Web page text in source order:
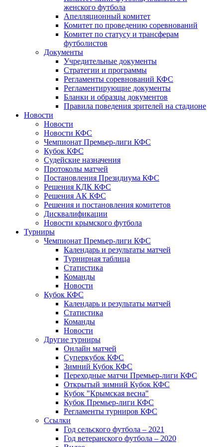
женского футбола
Апелляционный комитет
Комитет по проведению соревнований
Комитет по статусу и трансферам
футболистов
Документы
Учредительные документы
Стратегии и программы
Регламенты соревнований КФС
Регламентирующие документы
Бланки и образцы документов
Правила поведения зрителей на стадионе
Новости
Новости
Новости КФС
Чемпионат Премьер-лиги КФС
Кубок КФС
Судейские назначения
Протоколы матчей
Постановления Президиума КФС
Решения КДК КФС
Решения АК КФС
Решения и постановления комитетов
Дисквалификации
Новости крымского футбола
Турниры
Чемпионат Премьер-лиги КФС
Календарь и результаты матчей
Турнирная таблица
Статистика
Команды
Новости
Кубок КФС
Календарь и результаты матчей
Статистика
Команды
Новости
Другие турниры
Онлайн матчей
Суперкубок КФС
Зимний Кубок КФС
Переходные матчи Премьер-лиги КФС
Открытый зимний Кубок КФС
Кубок "Крымская весна"
Кубок Премьер-лиги КФС
Регламенты турниров КФС
Ссылки
Год сельского футбола – 2021
Год ветеранского футбола – 2020